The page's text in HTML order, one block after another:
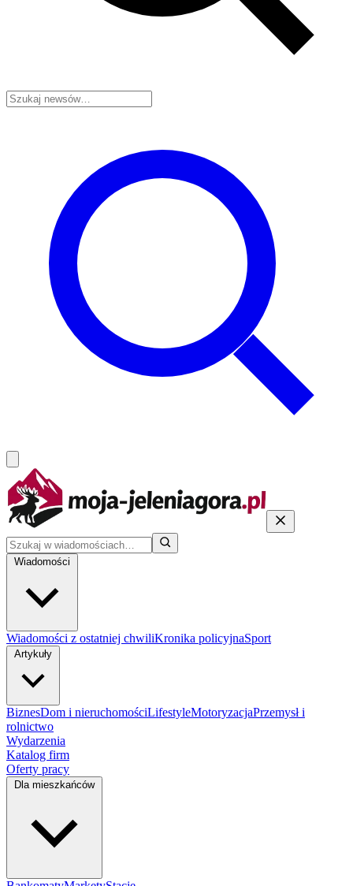
Wiadomości
Wiadomości z ostatniej chwiliKronika policyjnaSport
Artykuły
BiznesDom i nieruchomościLifestyleMotoryzacjaPrzemysł i
rolnictwo
Wydarzenia
Katalog firm
Oferty pracy
Dla mieszkańców